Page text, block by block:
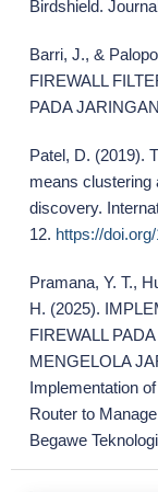
Birdshield.
Barri, J., &
FIREWALL
PADA
Patel, D. (2019).
means clustering
discovery.
12. https://
Pramana, Y. T.,
H. (2025).
FIREWALL
MENGELOLA
Implementation
Router to
Begawe